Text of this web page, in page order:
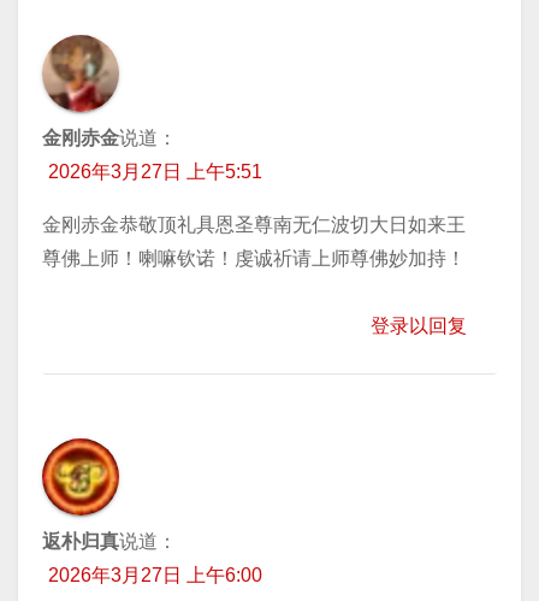
金刚赤金说道：
2026年3月27日 上午5:51
金刚赤金恭敬顶礼具恩圣尊南无仁波切大日如来王
尊佛上师！喇嘛钦诺！虔诚祈请上师尊佛妙加持！
登录以回复
返朴归真说道：
2026年3月27日 上午6:00